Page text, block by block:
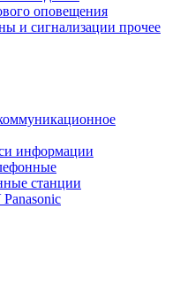
оповещения
и сигнализации прочее
информации
станции